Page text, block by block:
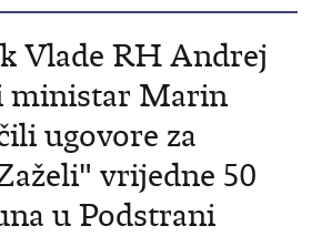
Vlade RH Andrej
ministar Marin
ugovore za
vrijedne 50
u Podstrani